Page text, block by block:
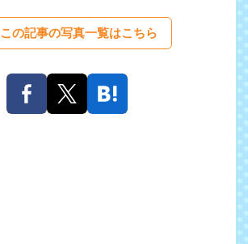
この記事の写真一覧はこちら